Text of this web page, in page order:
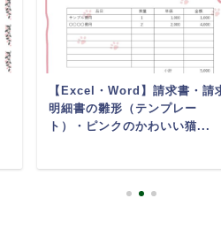
【Excel・Word】請求書・請
明細書の雛形（テンプレー
ト）・ピンクのかわいい猫...